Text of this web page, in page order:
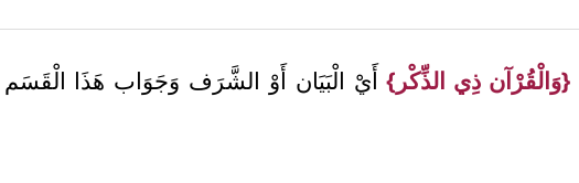
{وَالْقُرْآن ذِي الذِّكْر}أَيْ الْبَيَان أَوْ الشَّرَف وَجَوَاب هَذَا